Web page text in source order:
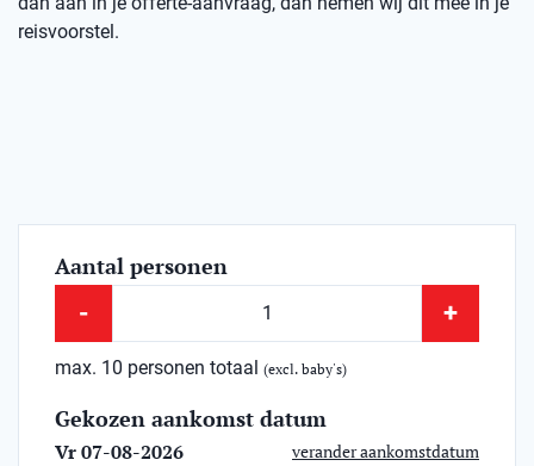
reisvoorstel.
Aantal personen
- +
max. 10 personen totaal (excl. baby's)
Gekozen aankomst datum
Vr 07-08-2026 verander aankomstdatum